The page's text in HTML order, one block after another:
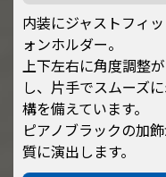
内装にジャストフィ
ォンホルダー。
上下左右に角度調整
し、片手でスムーズ
構を備えています。
ピアノブラックの加
質に演出します。